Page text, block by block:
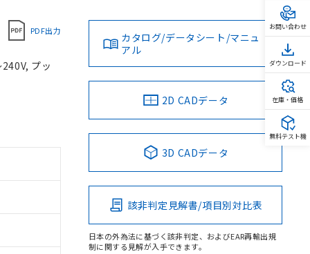
PDF出力
プッ
カタログ/データシート/マニュ
アル
2D CADデータ
3D CADデータ
該非判定見解書/項目別対比表
日本の外為法に基づく該非判定、およびEAR再輸出規
制に関する見解が入手できます。
お問い合わせ
ダウンロード
在庫・価格
無料テスト機